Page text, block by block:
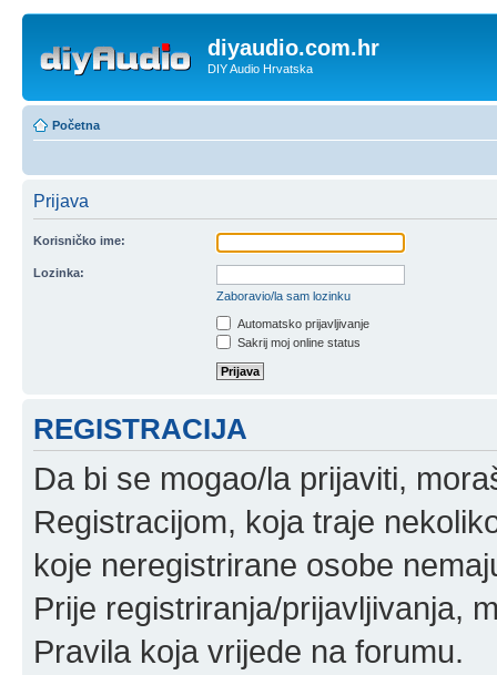
diyaudio.com.hr
DIY Audio Hrvatska
Početna
Prijava
Korisničko ime:
Lozinka:
Zaboravio/la sam lozinku
Automatsko prijavljivanje
Sakrij moj online status
REGISTRACIJA
Da bi se mogao/la prijaviti,
Registracijom, koja traje
koje neregistrirane osobe
Prije registriranja/prijavljivanja,
Pravila koja vrijede na forumu.